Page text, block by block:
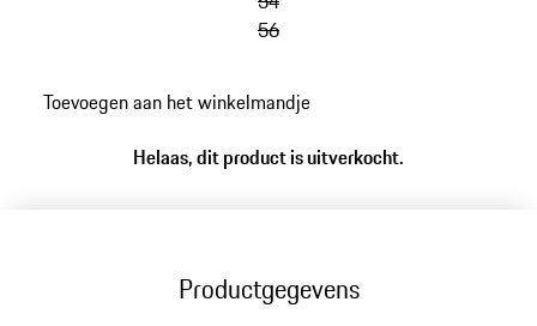
56
Toevoegen aan het winkelmandje
Helaas, dit product is uitverkocht.
Productgegevens